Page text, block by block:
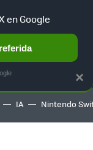
TERRITORIO
IA Nintendo
×
en Google